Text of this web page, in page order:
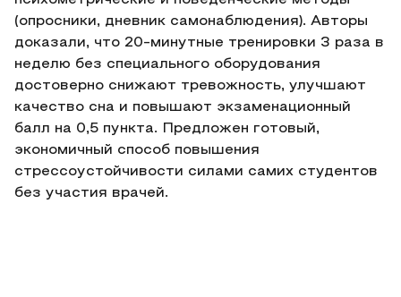
(опросники, дневник самонаблюдения). Авторы
доказали, что 20-минутные тренировки 3 раза в
неделю без специального оборудования
достоверно снижают тревожность, улучшают
качество сна и повышают экзаменационный
балл на 0,5 пункта. Предложен готовый,
экономичный способ повышения
стрессоустойчивости силами самих студентов
без участия врачей.